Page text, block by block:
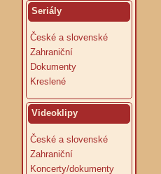
Seriály
České a slovenské
Zahraniční
Dokumenty
Kreslené
Videoklipy
České a slovenské
Zahraniční
Koncerty/dokumenty